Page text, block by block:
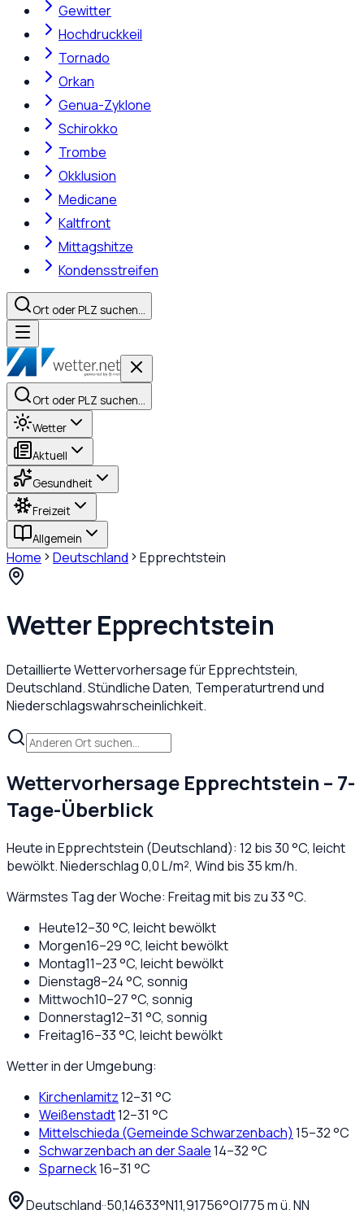
Gewitter
Hochdruckkeil
Tornado
Orkan
Genua-Zyklone
Schirokko
Trombe
Okklusion
Medicane
Kaltfront
Mittagshitze
Kondensstreifen
Ort oder PLZ suchen…
Ort oder PLZ suchen…
Wetter
Aktuell
Gesundheit
Freizeit
Allgemein
Home Deutschland Epprechtstein
WetterEpprechtstein
Detaillierte Wettervorhersage fürEpprechtstein,
Deutschland. Stündliche Daten, Temperaturtrend und
Niederschlagswahrscheinlichkeit.
Wettervorhersage Epprechtstein – 7-
Tage-Überblick
Heute inEpprechtstein (Deutschland): 12 bis30°C, leicht
bewölkt. Niederschlag0,0L/m², Wind bis35km/h.
Wärmstes Tag der Woche: Freitag mit bis zu 33 °C.
Heute12–30°C, leicht bewölkt
Morgen16–29°C, leicht bewölkt
Montag11–23°C, leicht bewölkt
Dienstag8–24°C, sonnig
Mittwoch10–27°C, sonnig
Donnerstag12–31 °C, sonnig
Freitag16–33°C, leicht bewölkt
Wetter in der Umgebung:
Kirchenlamitz12–31 °C
Weißenstadt12–31 °C
Mittelschieda (Gemeinde Schwarzenbach) 15–32°C
Schwarzenbach an der Saale14–32°C
Sparneck16–31 °C
Deutschland··50,14633°N11,91756°O|775m ü. NN